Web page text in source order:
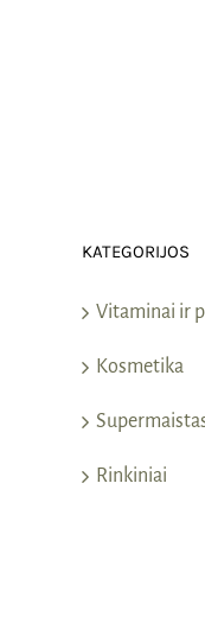
KATEGORIJOS
Vitaminai ir
Kosmetika
Rinkiniai